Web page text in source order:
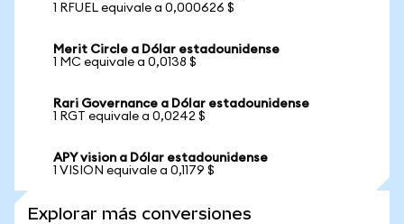
1 RFUEL equivale a 0,000626 $
Merit Circle a Dólar estadounidense
1 MC equivale a 0,0138 $
Rari Governance a Dólar estadounidense
1 RGT equivale a 0,0242 $
APY vision a Dólar estadounidense
1 VISION equivale a 0,1179 $
Explorar más conversiones